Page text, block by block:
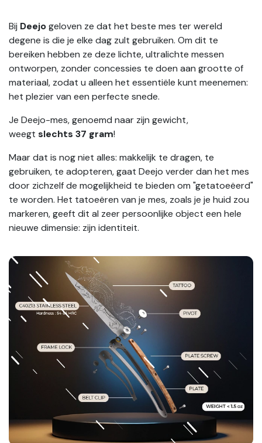
Bij Deejogeloven ze dat het beste mes ter wereld
degene is die je elke dag zult gebruiken. Om dit te
bereiken hebben ze deze lichte, ultralichte messen
ontworpen, zonder concessies te doen aan grootte of
materiaal, zodat u alleen het essentiële kunt meenemen:
het plezier van een perfecte snede.
Je Deejo-mes, genoemd naar zijn gewicht,
weegt slechts 37 gram!
Maar dat is nog niet alles: makkelijk te dragen, te
gebruiken, te adopteren, gaat Deejo verder dan het mes
door zichzelf de mogelijkheid te bieden om "getatoeëerd"
te worden. Het tatoeëren van je mes, zoals je je huid zou
markeren, geeft dit al zeer persoonlijke object een hele
nieuwe dimensie: zijn identiteit.